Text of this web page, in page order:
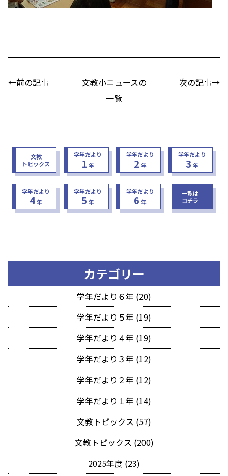
←前の記事
文教小ニュースの
一覧
次の記事→
文教
トピックス
学年だより
1 年
学年だより
2 年
学年だより
3 年
学年だより
4年
学年だより
5 年
学年だより
6 年
一覧は
コチラ
カテゴリー
学年だより６年 (20)
学年だより５年 (19)
学年だより４年 (19)
学年だより３年 (12)
学年だより２年 (12)
学年だより１年 (14)
文教トピックス (57)
文教トピックス (200)
2025年度 (23)